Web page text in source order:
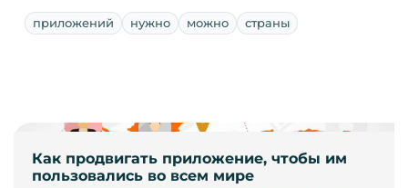
приложений нужно можно страны
Как продвигать приложение, чтобы им
пользовались во всем мире